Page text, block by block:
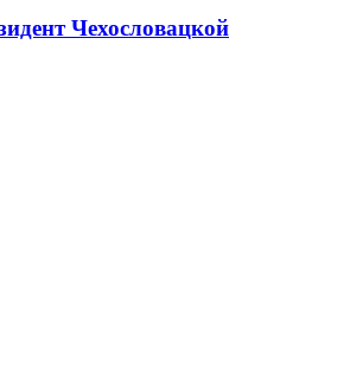
Чехословацкой